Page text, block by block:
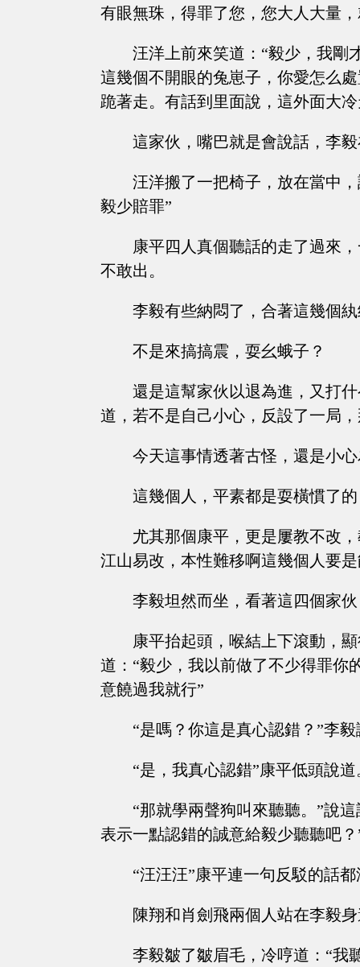
有眼無珠，得罪了您，您大人大量
汪洋上前來笑道：“毅少，我剛
這幾個不開眼的兔崽子，你愛怎么
跪著走。有話到里面說，這外面大
這家伙，嘴巴就是會說話，李
汪洋搬了一把椅子，放在當中
毅少賠罪”
康平四人真個聽話的走了過來
不敢出。
李毅有些納悶了，合著這幾個
不是來搞搞震，耍幺蛾子？
還是這幫家伙以退為進，又打
道，若不是自己小心，反設了一局
今天這事情透著古怪，還是小
這幾個人，平素都是耍橫慣了
尤其那個康平，更是屢教不改
江山易改，本性難移啊這幾個人要
李毅坦然而坐，看著這四個家
康平抬起頭，喉結上下滾動，
道：“毅少，我以前做了不少得罪你
意饒過我就行”
“是嗎？你這是真心認錯？”李
“是，我真心認錯”康平低頭說道
“那就學兩聲狗叫來聽聽。”說
表示一點認錯的誠意給毅少聽聽吧？
“汪汪汪”康平連一句反駁的話
陳翔和肖劍飛兩個人站在李毅
李毅皺了皺眉毛，冷哼道：“我